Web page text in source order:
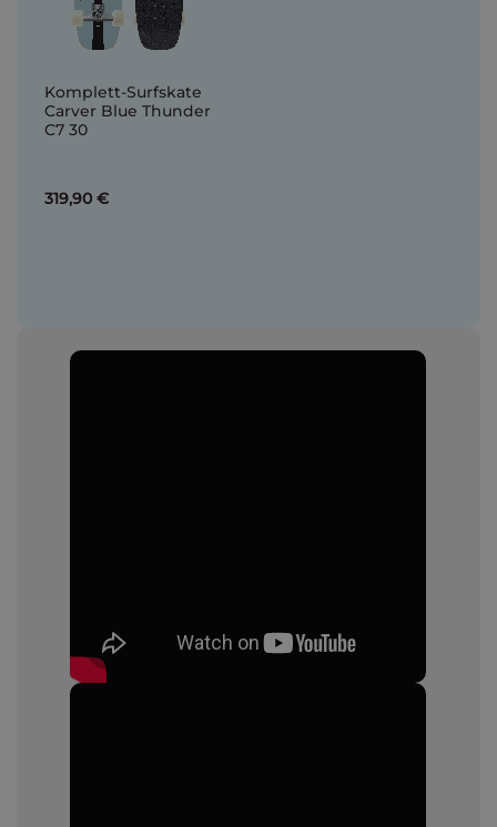
Komplett-Surfskate
Carver Blue Thunder
C7 30
319,90 €